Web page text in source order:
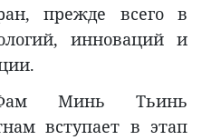
прежде всего в
инноваций и
Фам Минь Тьинь
вступает в этап